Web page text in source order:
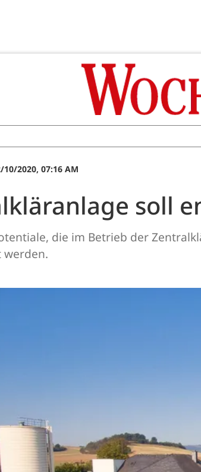
10/2020, 07:16 AM
soll
die im Betrieb der
werden.